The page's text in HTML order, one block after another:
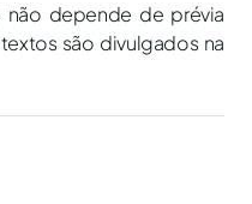
depende de prévia
são divulgados na